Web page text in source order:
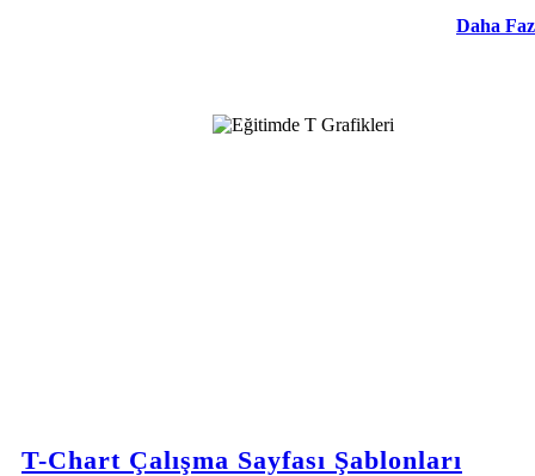
Daha
T-Chart Çalışma Sayfası Şablonları